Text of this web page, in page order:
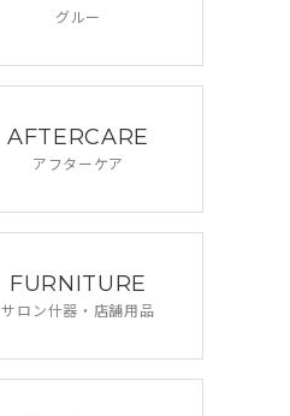
グルー
AFTERCARE
アフターケア
FURNITURE
サロン什器・ 店舗用品